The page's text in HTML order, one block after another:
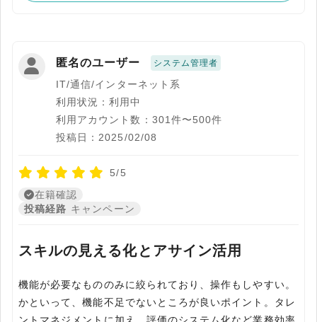
匿名のユーザー システム管理者
IT/通信/インターネット系
利用状況：利用中
利用アカウント数：301件〜500件
投稿日：2025/02/08
5/5
在籍確認
投稿経路 キャンペーン
スキルの見える化とアサイン活用
機能が必要なもののみに絞られており、操作もしやすい。
かといって、機能不足でないところが良いポイント。タレ